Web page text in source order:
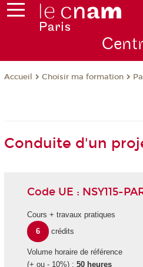
Accueil Choisir ma formation
Conduite d'un
Code UE : NSY115-
Cours + travaux pratiques
6
crédits
Volume horaire de référence
(+ ou - 10%) : 50 heures